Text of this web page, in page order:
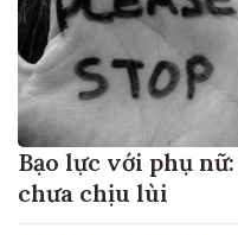
Bạo lực với phụ
chưa chịu lùi